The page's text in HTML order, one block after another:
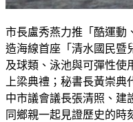
市長盧秀燕力推「酷運動
造海線首座「清水國民暨
及球類、泳池與可彈性使
上梁典禮；秘書長黃崇
中市議會議長張清照、建
同鄉親一起見證歷史的時